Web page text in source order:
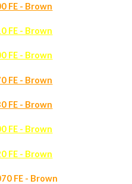
FE - Brown
FE - Brown
FE - Brown
FE - Brown
FE - Brown
FE - Brown
FE - Brown
FE - Brown